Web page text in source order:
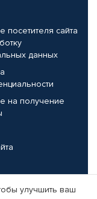
посетителя сайта
данных
на получение
улучшить ваш